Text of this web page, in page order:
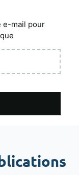
e-mail pour